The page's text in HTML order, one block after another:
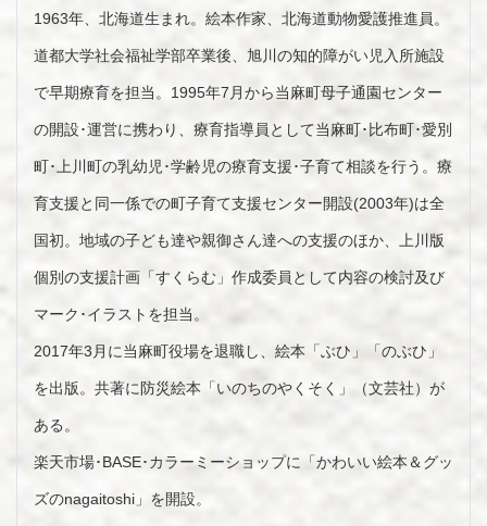
1963年、北海道生まれ。絵本作家、北海道動物愛護推進員。
道都大学社会福祉学部卒業後、旭川の知的障がい児入所施設
で早期療育を担当。1995年7月から当麻町母子通園センター
の開設･運営に携わり、療育指導員として当麻町･比布町･愛別
町･上川町の乳幼児･学齢児の療育支援･子育て相談を行う。療
育支援と同一係での町子育て支援センター開設(2003年)は全
国初。地域の子ども達や親御さん達への支援のほか、上川版
個別の支援計画「すくらむ」作成委員として内容の検討及び
マーク･イラストを担当。
2017年3月に当麻町役場を退職し、絵本「ぶひ」「のぶひ」
を出版。共著に防災絵本「いのちのやくそく」（文芸社）が
ある。
楽天市場･BASE･カラーミーショップに「かわいい絵本＆グッ
ズのnagaitoshi」を開設。